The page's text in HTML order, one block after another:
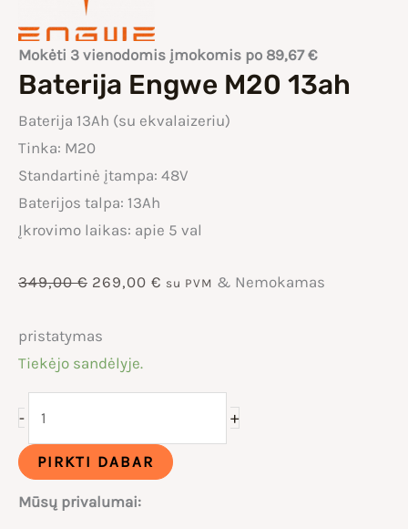
Mokėti 3 vienodomis įmokomis po 89,67€
Baterija Engwe M20 13ah
Baterija 13Ah (su ekvalaizeriu)
Tinka: M20
Standartinė įtampa: 48V
Baterijos talpa: 13Ah
Įkrovimo laikas: apie 5 val
349,00€ Original
was:
269,00 € Current
269,00 €.
su PVM & Nemokamas
pristatymas
Tiekėjo sandėlyje.
-
Baterija
M20
+
PIRKTI DABAR
Mūsų privalumai: